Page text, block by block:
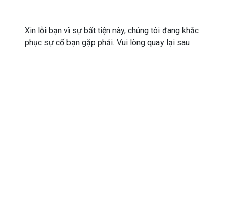
Xin lỗi bạn vì sự bất tiện này, chúng tôi đang khắc
phục sự cố bạn gặp phải. Vui lòng quay lại sau